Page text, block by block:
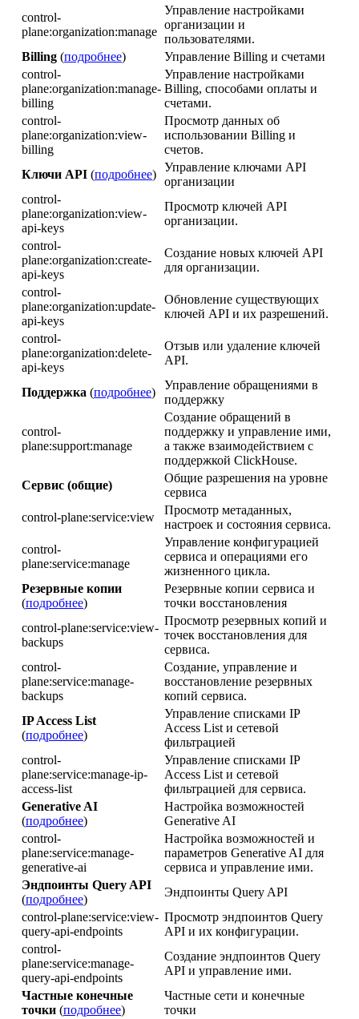
control-
plane:organization:manage
Управление настройками
организации и
пользователями.
Billing (подробнее)
Управление Billing и счетами
control-
plane:organization:manage-
billing
Управление настройками
Billing, способами оплаты и
счетами.
control-
plane:organization:view-
billing
Просмотр данных об
использовании Billing и
счетов.
Ключи API (подробнее)
Управление ключами API
организации
control-
plane:organization:view-
api-keys
Просмотр ключей API
организации.
control-
plane:organization:create-
api-keys
Создание новых ключей API
для организации.
control-
plane:organization:update-
api-keys
Обновление существующих
ключей API и их разрешений.
control-
plane:organization:delete-
api-keys
Отзыв или удаление ключей
API.
Поддержка (подробнее)
Управление обращениями в
поддержку
control-
plane:support:manage
Создание обращений в
поддержку и управление ими,
а также взаимодействием с
поддержкой ClickHouse.
Сервис (общие)
Общие разрешения на уровне
сервиса
control-plane:service:view
Просмотр метаданных,
настроек и состояния сервиса.
control-
plane:service:manage
Управление конфигурацией
сервиса и операциями его
жизненного цикла.
Резервные копии
(подробнее)
Резервные копии сервиса и
точки восстановления
control-plane:service:view-
backups
Просмотр резервных копий и
точек восстановления для
сервиса.
control-
plane:service:manage-
backups
Создание, управление и
восстановление резервных
копий сервиса.
IP Access List
(подробнее)
Управление списками IP
Access List и сетевой
фильтрацией
control-
plane:service:manage-ip-
access-list
Управление списками IP
Access List и сетевой
фильтрацией для сервиса.
Generative AI
(подробнее)
Настройка возможностей
Generative AI
control-
plane:service:manage-
generative-ai
Настройка возможностей и
параметров Generative AI для
сервиса и управление ими.
Эндпоинты Query API
(подробнее)
Эндпоинты Query API
control-plane:service:view-
query-api-endpoints
Просмотр эндпоинтов Query
API и их конфигурации.
control-
plane:service:manage-
query-api-endpoints
Создание эндпоинтов Query
API и управление ими.
Частные конечные
точки (подробнее)
Частные сети и конечные
точки